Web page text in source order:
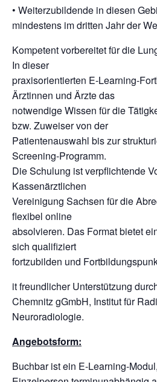
• Weiterzubildende in diesen
mindestens im dritten Jahr der
Kompetent vorbereitet für die
In dieser
praxisorientierten E-Learning-
Ärztinnen und Ärzte das
notwendige Wissen für die
bzw. Zuweiser von der
Patientenauswahl bis zur
Screening-Programm.
Die Schulung ist verpflichtende
Kassenärztlichen
Vereinigung Sachsen für die
flexibel online
absolvieren. Das Format bietet
sich qualifiziert
fortzubilden und
it freundlicher Unterstützung
Chemnitz gGmbH, Institut für
Neuroradiologie.
Angebotsform:
Buchbar ist ein E-Learning-